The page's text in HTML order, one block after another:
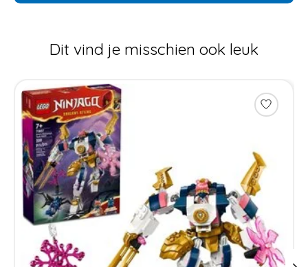
Dit vind je misschien ook leuk
Items van productcarrousel